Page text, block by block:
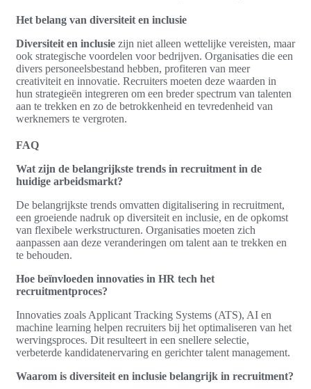
Het belang van diversiteit en inclusie
Diversiteit en inclusie zijn niet alleen wettelijke vereisten, maar
ook strategische voordelen voor bedrijven. Organisaties die een
divers personeelsbestand hebben, profiteren van meer
creativiteit en innovatie. Recruiters moeten deze waarden in
hun strategieën integreren om een breder spectrum van talenten
aan te trekken en zo de betrokkenheid en tevredenheid van
werknemers te vergroten.
FAQ
Wat zijn de belangrijkste trends in recruitment in de
huidige arbeidsmarkt?
De belangrijkste trends omvatten digitalisering in recruitment,
een groeiende nadruk op diversiteit en inclusie, en de opkomst
van flexibele werkstructuren. Organisaties moeten zich
aanpassen aan deze veranderingen om talent aan te trekken en
te behouden.
Hoe beïnvloeden innovaties in HR tech het
recruitmentproces?
Innovaties zoals Applicant Tracking Systems (ATS), AI en
machine learning helpen recruiters bij het optimaliseren van het
wervingsproces. Dit resulteert in een snellere selectie,
verbeterde kandidatenervaring en gerichter talent management.
Waarom is diversiteit en inclusie belangrijk in recruitment?